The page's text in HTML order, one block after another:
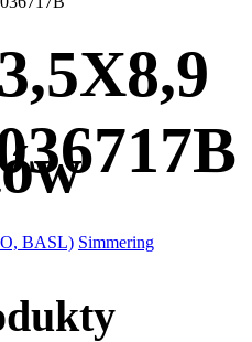
BASL) Simmering